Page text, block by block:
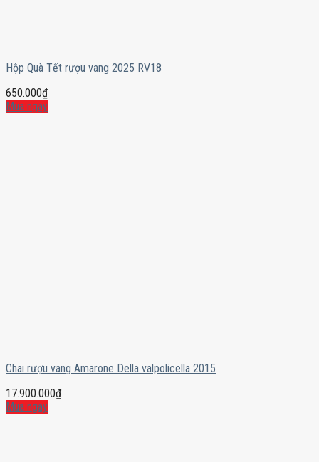
Hộp Quà Tết rượu vang 2025 RV18
650.000₫
Mua ngay
Chai rượu vang Amarone Della valpolicella 2015
17.900.000₫
Mua ngay